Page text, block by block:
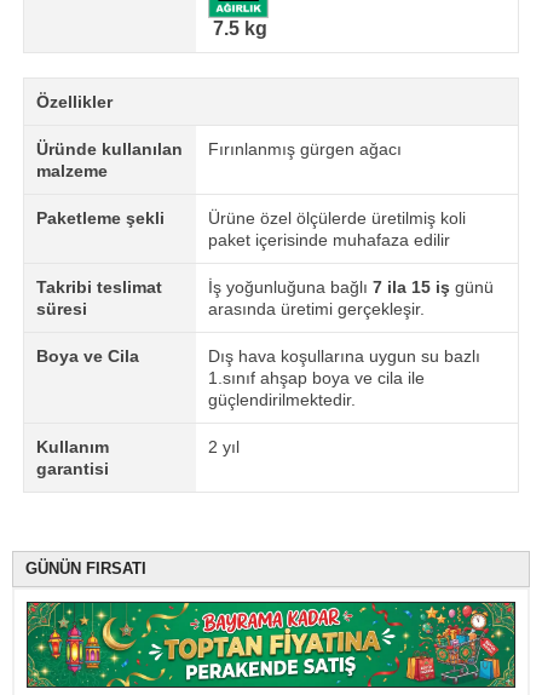
7.5 kg
Özellikler
Üründe kullanılan
malzeme
Fırınlanmış gürgen ağacı
Paketleme şekli
Ürüne özel ölçülerde üretilmiş koli
paket içerisinde muhafaza edilir
Takribi teslimat
süresi
İş yoğunluğuna bağlı 7 ila 15 iş günü
arasında üretimi gerçekleşir.
Boya ve Cila
Dış hava koşullarına uygun su bazlı
1.sınıf ahşap boya ve cila ile
güçlendirilmektedir.
Kullanım
garantisi
2 yıl
GÜNÜN FIRSATI